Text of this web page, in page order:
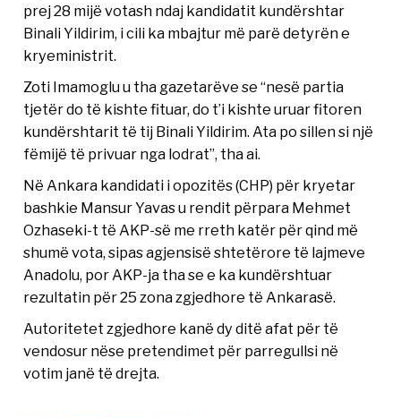
prej 28 mijë votash ndaj kandidatit kundërshtar
Binali Yildirim, i cili ka mbajtur më parë detyrën e
kryeministrit.
Zoti Imamoglu u tha gazetarëve se “nesë partia
tjetër do të kishte fituar, do t’i kishte uruar fitoren
kundërshtarit të tij Binali Yildirim. Ata po sillen si një
fëmijë të privuar nga lodrat”, tha ai.
Në Ankara kandidati i opozitës (CHP) për kryetar
bashkie Mansur Yavas u rendit përpara Mehmet
Ozhaseki-t të AKP-së me rreth katër për qind më
shumë vota, sipas agjensisë shtetërore të lajmeve
Anadolu, por AKP-ja tha se e ka kundërshtuar
rezultatin për 25 zona zgjedhore të Ankarasë.
Autoritetet zgjedhore kanë dy ditë afat për të
vendosur nëse pretendimet për parregullsi në
votim janë të drejta.